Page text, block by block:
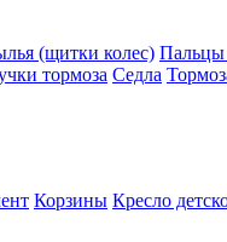
(щитки колес) Пальцы
тормоза Седла
Корзины Кресло